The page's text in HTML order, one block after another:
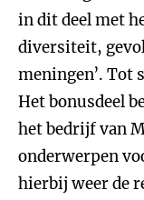
in dit deel met
diversiteit,
meningen’. Tot
Het bonusdeel
het bedrijf van
onderwerpen
hierbij weer de